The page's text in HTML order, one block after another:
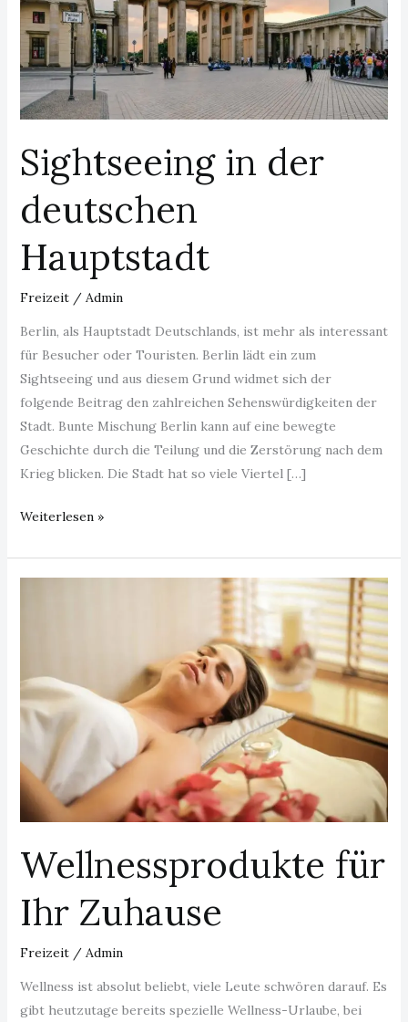
Sightseeing in der
deutschen
Hauptstadt
Freizeit/ Admin
Berlin, als Hauptstadt Deutschlands, ist mehr als interessant
für Besucher oder Touristen. Berlin lädt ein zum
Sightseeing und aus diesem Grund widmet sich der
folgende Beitrag den zahlreichen Sehenswürdigkeiten der
Stadt. Bunte Mischung Berlin kann auf eine bewegte
Geschichte durch die Teilung und die Zerstörung nach dem
Krieg blicken. Die Stadt hat so viele Viertel […]
Weiterlesen »
Wellnessprodukte für
Ihr Zuhause
Freizeit/ Admin
Wellness ist absolut beliebt, viele Leute schwören darauf. Es
gibt heutzutage bereits spezielle Wellness-Urlaube, bei